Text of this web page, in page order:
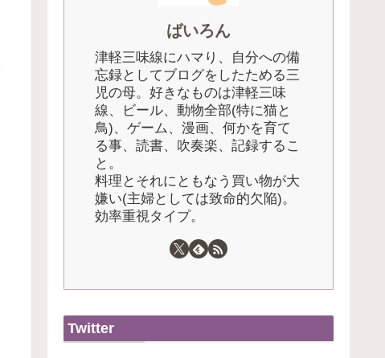
ばいろん
津軽三味線にハマり、自分への備
忘録としてブログをしたためる三
児の母。好きなものは津軽三味
線、ビール、動物全部(特に猫と
鳥)、ゲーム、漫画、何かを育て
る事、読書、吹奏楽、記録するこ
と。
料理とそれにともなう買い物が大
嫌い(主婦としては致命的欠陥)。
効率重視タイプ。
Twitter